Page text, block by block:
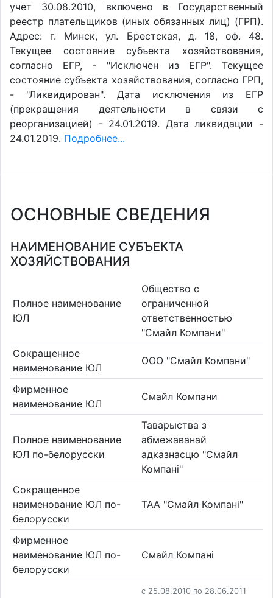
учет 30.08.2010, включено в Государственный
реестр плательщиков (иных обязанных лиц) (ГРП).
Адрес: г. Минск, ул. Брестская, д. 18, оф. 48.
Текущее состояние субъекта хозяйствования,
согласно ЕГР, - "Исключен из ЕГР". Текущее
состояние субъекта хозяйствования, согласно ГРП,
- "Ликвидирован". Дата исключения из ЕГР
(прекращения деятельности в связи с
реорганизацией) - 24.01.2019. Дата ликвидации -
24.01.2019. Подробнее...
ОСНОВНЫЕ СВЕДЕНИЯ
НАИМЕНОВАНИЕ СУБЪЕКТА
ХОЗЯЙСТВОВАНИЯ
Полное наименование
ЮЛ
Общество с
ограниченной
ответственностью
"Смайл Компани"
Сокращенное
наименование ЮЛ
ООО "Смайл Компани"
Фирменное
наименование ЮЛ
Смайл Компани
Полное наименование
ЮЛ по-белорусски
Таварыства з
абмежаванай
адказнасцю "Смайл
Компані"
Сокращенное
наименование ЮЛ по-
белорусски
ТАА "Смайл Компані"
Фирменное
наименование ЮЛ по-
белорусски
Смайл Компані
c 25.08.2010 по 28.06.2011